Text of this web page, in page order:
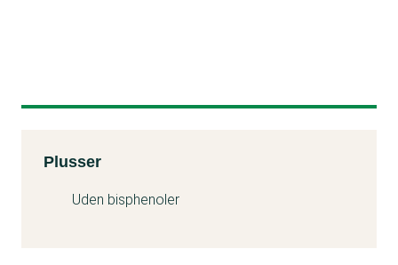
Kemitest
Plusser
Uden bisphenoler